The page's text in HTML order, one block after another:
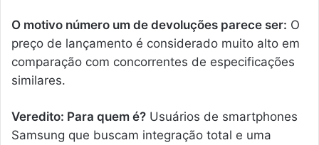
O motivo número um de devoluções parece ser: O
preço de lançamento é considerado muito alto em
comparação com concorrentes de especificações
similares.
Veredito: Para quem é? Usuários de smartphones
Samsung que buscam integração total e uma